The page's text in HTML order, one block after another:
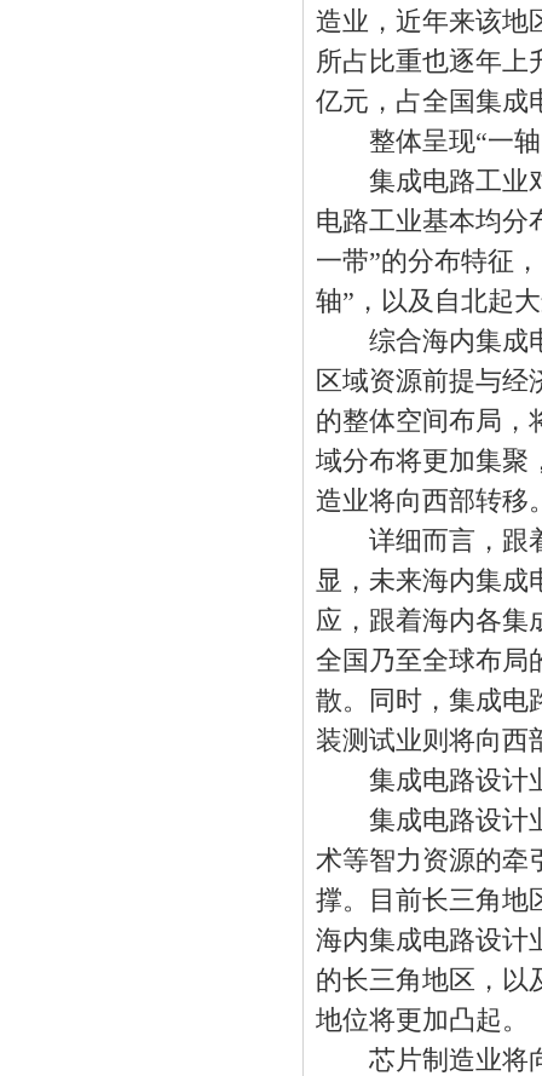
造业，近年来该地
所占比重也逐年上
亿元，占全国集成
整体呈现“一轴
集成电路工业对
电路工业基本均分
一带”的分布特征
轴”，以及自北起
综合海内集成电
区域资源前提与经
的整体空间布局，
域分布将更加集聚
造业将向西部转移
详细而言，跟着
显，未来海内集成
应，跟着海内各集
全国乃至全球布局
散。同时，集成电
装测试业则将向西
集成电路设计
集成电路设计
术等智力资源的牵
撑。目前长三角地
海内集成电路设计
的长三角地区，以
地位将更加凸起。
芯片制造业将